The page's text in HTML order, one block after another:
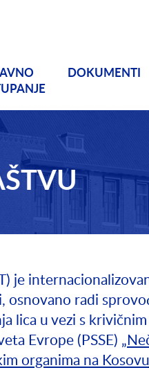
DOKUMENTI
je
osnovano radi
lica u vezi s
Evrope (PSSE) „
organima na Kosovu